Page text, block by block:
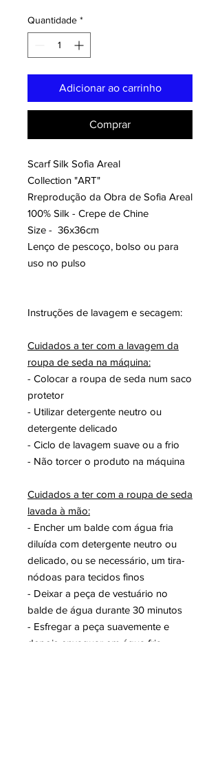
Quantidade *
Adicionar ao carrinho
Comprar
Scarf Silk Sofia Areal
Collection "ART"
Rreprodução da Obra de Sofia Areal
100% Silk - Crepe de Chine
Size - 36x36cm
Lenço de pescoço, bolso ou para
uso no pulso
Instruções de lavagem e secagem:
Cuidados a ter com a lavagem da
roupa de seda na máquina:
- Colocar a roupa de seda num saco
protetor
- Utilizar detergente neutro ou
detergente delicado
- Ciclo de lavagem suave ou a frio
- Não torcer o produto na máquina
Cuidados a ter com a roupa de seda
lavada à mão:
- Encher um balde com água fria
diluída com detergente neutro ou
delicado, ou se necessário, um tira-
nódoas para tecidos finos
- Deixar a peça de vestuário no
balde de água durante 30 minutos
- Esfregar a peça suavemente e
depois enxaguar em água fria